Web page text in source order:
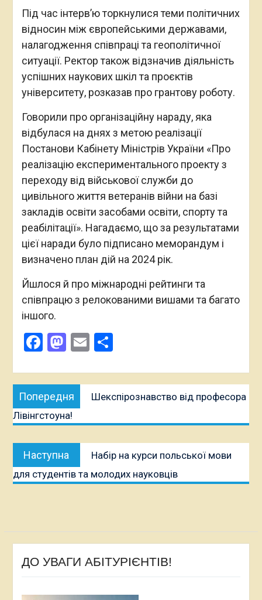
Під час інтервʼю торкнулися теми політичних
відносин між європейськими державами,
налагодження співпраці та геополітичної
ситуації. Ректор також відзначив діяльність
успішних наукових шкіл та проєктів
університету, розказав про грантову роботу.
Говорили про організаційну нараду, яка
відбулася на днях з метою реалізації
Постанови Кабінету Міністрів України «Про
реалізацію експериментального проекту з
переходу від військової служби до
цивільного життя ветеранів війни на базі
закладів освіти засобами освіти, спорту та
реабілітації». Нагадаємо, що за результатами
цієї наради було підписано меморандум і
визначено план дій на 2024 рік.
Йшлося й про міжнародні рейтинги та
співпрацю з релокованими вишами та багато
іншого.
Facebook
Mastodon
EmailПоділитися
Навігація
записів
Попередня
публікація:
Шекспірознавство від професора
Лівінгстоуна!
Наступна
Наступна
публікація:
Набір на курси польської мови
для студентів та молодих науковців
ДО УВАГИ АБІТУРІЄНТІВ!